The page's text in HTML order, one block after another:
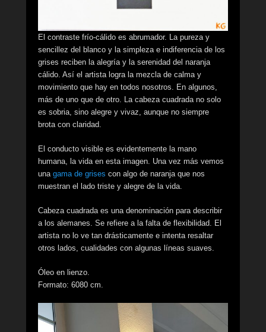
El contraste frío-cálido es abrumador. La pureza y
sencillez del blanco y la simpleza e indiferencia de los
grises reciben la alegría y la serenidad del naranja
cálido. Así el artista logra la mezcla de calma y
movimiento que hay en todos nosotros. En algunos,
más de uno que de otro. La cabeza cuadrada no solo
es sobria, sino alegre y vivaz, aunque no siempre
brota con claridad.
El conducto visible es evidentemente la mano
humana, la vida en esta imagen. Una vez más vemos
una gama de grises con algo de naranja que nos
muestran el lado triste y alegre de la vida.
Cabeza cuadrada es una denominación para describir
a los alemanes. Se refiere a la falta de flexibilidad. El
artista no lo ve tan drásticamente e intenta resaltar
otros lados, cualidades con algunas líneas suaves.
Óleo en lienzo.
Formato: 6080 cm.